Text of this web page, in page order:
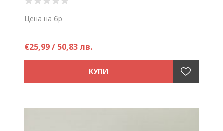
Цена на бр
€25,99 / 50,83 лв.